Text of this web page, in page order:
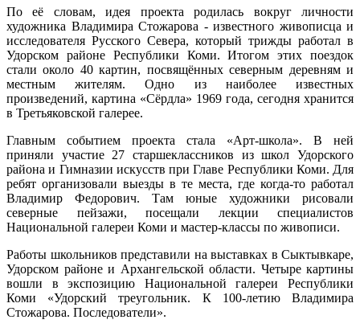
По её словам, идея проекта родилась вокруг личности
художника Владимира Стожарова - известного живописца и
исследователя Русского Севера, который трижды работал в
Удорском районе Республики Коми. Итогом этих поездок
стали около 40 картин, посвящённых северным деревням и
местным жителям. Одно из наиболее известных
произведений, картина «Сёрдла» 1969 года, сегодня хранится
в Третьяковской галерее.
Главным событием проекта стала «Арт-школа». В ней
приняли участие 27 старшеклассников из школ Удорского
района и Гимназии искусств при Главе Республики Коми. Для
ребят организовали выезды в те места, где когда-то работал
Владимир Федорович. Там юные художники рисовали
северные пейзажи, посещали лекции специалистов
Национальной галереи Коми и мастер-классы по живописи.
Работы школьников представили на выставках в Сыктывкаре,
Удорском районе и Архангельской области. Четыре картины
вошли в экспозицию Национальной галереи Республики
Коми «Удорский треугольник. К 100-летию Владимира
Стожарова. Последователи».